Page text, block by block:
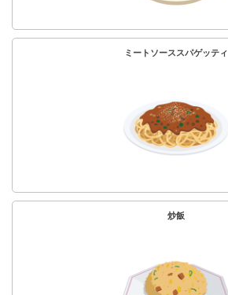
ミートソーススパゲッティ
炒飯